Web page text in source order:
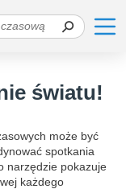
światu!
może być
spotkania
narzędzie pokazuje
każdego